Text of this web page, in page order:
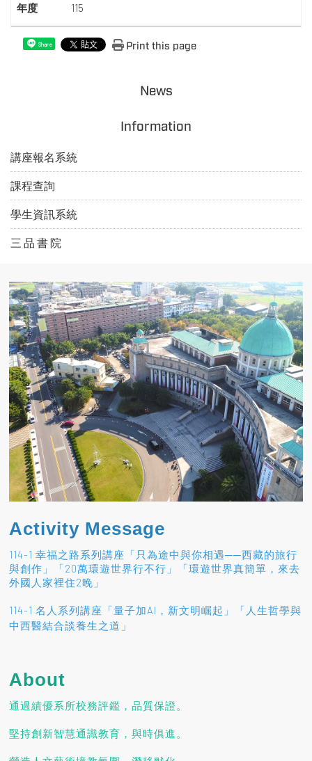
年度 115
Share Print this page
News
Information
講座報名系統
課程查詢
學生資訊系統
三 品 書 院
Activity Message
114-1 幸福之路系列講座「只為途中與你相遇──西藏的旅行
與創作」「20萬環遊世界行不行」「環遊世界真簡單，來去
外國人家裡住2晚」
114-1 名人系列講座「量子加AI，新文明崛起」「人生哲學與
中西醫結合談養生之道 」
About
通過績優系所校務評鑑，品質保證。
堅持創新智慧通識教育，與時俱進。